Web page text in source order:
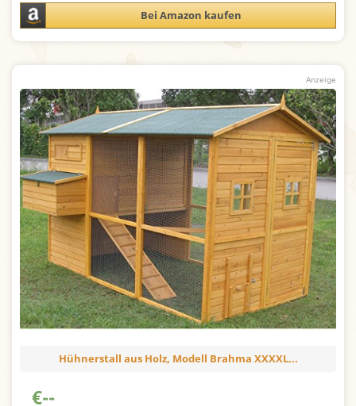
Bei Amazon kaufen
Hühnerstall aus Holz, Modell Brahma XXXXL...
€--